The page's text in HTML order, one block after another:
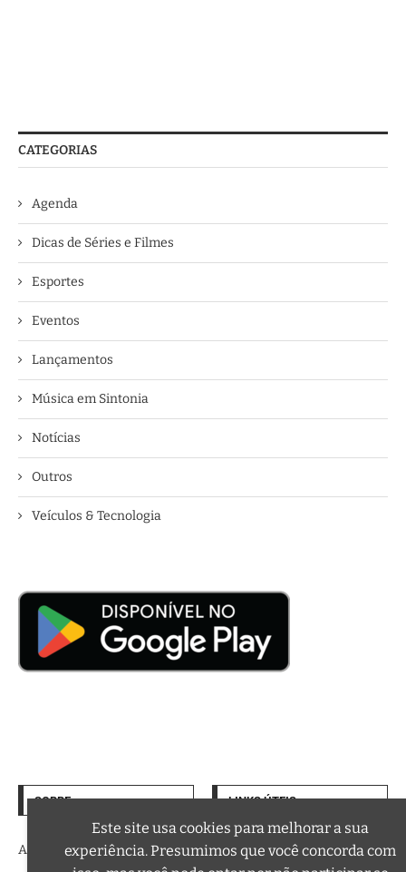
CATEGORIAS
Agenda
Dicas de Séries e Filmes
Esportes
Eventos
Lançamentos
Música em Sintonia
Notícias
Outros
Veículos & Tecnologia
SOBRE
A trilha sonora da sua vida
LINKS ÚTEIS
Termos de Uso
Política de Privacidade
Este site usa cookies para melhorar a sua
experiência. Presumimos que você concorda com